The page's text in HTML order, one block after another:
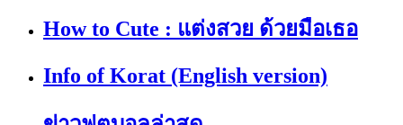
How to Cute : แต่งสวย ด้วยมือเธอ
Info of Korat (English version)